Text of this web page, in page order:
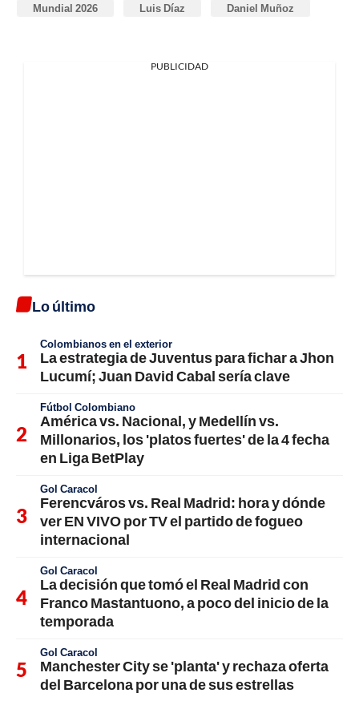
Mundial 2026 Luis Díaz Daniel Muñoz
PUBLICIDAD
Lo último
Colombianos en el exterior
La estrategia de Juventus para fichar a Jhon
Lucumí; Juan David Cabal sería clave
Fútbol Colombiano
América vs. Nacional, y Medellín vs.
Millonarios, los 'platos fuertes' de la 4 fecha
en Liga BetPlay
Gol Caracol
Ferencváros vs. Real Madrid: hora y dónde
ver EN VIVO por TV el partido de fogueo
internacional
Gol Caracol
La decisión que tomó el Real Madrid con
Franco Mastantuono, a poco del inicio de la
temporada
Gol Caracol
Manchester City se 'planta' y rechaza oferta
del Barcelona por una de sus estrellas